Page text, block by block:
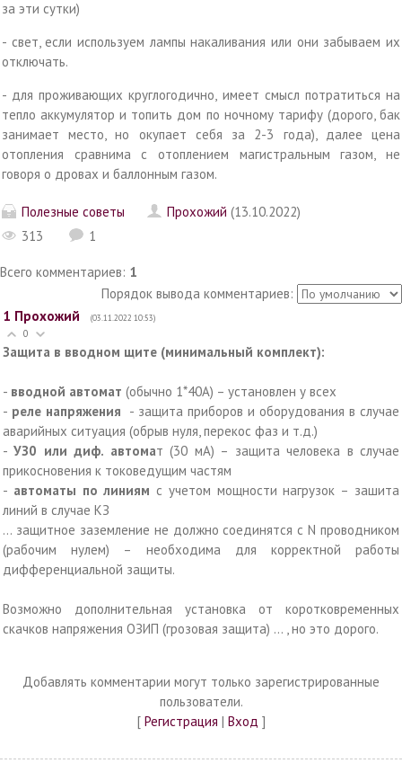
за эти сутки)
- свет, если используем лампы накаливания или они забываем их
отключать.
- для проживающих круглогодично, имеет смысл потратиться на
тепло аккумулятор и топить дом по ночному тарифу (дорого, бак
занимает место, но окупает себя за 2-3 года), далее цена
отопления сравнима с отоплением магистральным газом, не
говоря о дровах и баллонным газом.
Полезные советы Прохожий (13.10.2022)
313
1
Всего комментариев: 1
Порядок вывода комментариев:
1 Прохожий (03.11.2022 10:53)
0
Защита в вводном щите (минимальный комплект):
- вводной автомат (обычно 1*40А) – установлен у всех
- реле напряжения - защита приборов и оборудования в случае
аварийных ситуация (обрыв нуля, перекос фаз и т.д.)
-УЗ0 или диф. автомат (30 мА) – защита человека в случае
прикосновения к токоведущим частям
- автоматы по линиям с учетом мощности нагрузок – зашита
линий в случае КЗ
… защитное заземление не должно соединятся с N проводником
(рабочим нулем) – необходима для корректной работы
дифференциальной защиты.
Возможно дополнительная установка от коротковременных
скачков напряжения ОЗИП (грозовая защита) … , но это дорого.
Добавлять комментарии могут только зарегистрированные
пользователи.
[ Регистрация | Вход ]